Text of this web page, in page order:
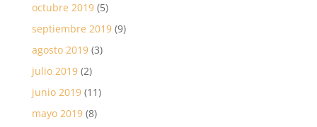
octubre 2019(5)
septiembre 2019(9)
agosto 2019(3)
julio 2019(2)
junio 2019(11)
mayo 2019(8)